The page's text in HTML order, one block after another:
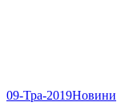
09-Тра-2019Новини